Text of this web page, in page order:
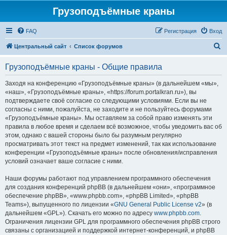
Грузоподъёмные краны
FAQ Вход
Регистрация
Центральный сайт Список форумов
Грузоподъёмные краны - Общие правила
Заходя на конференцию «Грузоподъёмные краны» (в дальнейшем «мы»,
«наш», «Грузоподъёмные краны», «https://forum.portalkran.ru»), вы
подтверждаете своё согласие со следующими условиями. Если вы не
согласны с ними, пожалуйста, не заходите и не пользуйтесь форумами
«Грузоподъёмные краны». Мы оставляем за собой право изменять эти
правила в любое время и сделаем всё возможное, чтобы уведомить вас об
этом, однако с вашей стороны было бы разумным регулярно
просматривать этот текст на предмет изменений, так как использование
конференции «Грузоподъёмные краны» после обновления/исправления
условий означает ваше согласие с ними.
Наши форумы работают под управлением программного обеспечения
для создания конференций phpBB (в дальнейшем «они», «программное
обеспечение phpBB», «www.phpbb.com», «phpBB Limited», «phpBB
Teams»), выпущенного по лицензии «GNU General Public License v2» (в
дальнейшем «GPL»). Скачать его можно по адресу www.phpbb.com.
Ограничения лицензии GPL для программного обеспечения phpBB строго
связаны с организацией и поддержкой интернет-конференций, и phpBB